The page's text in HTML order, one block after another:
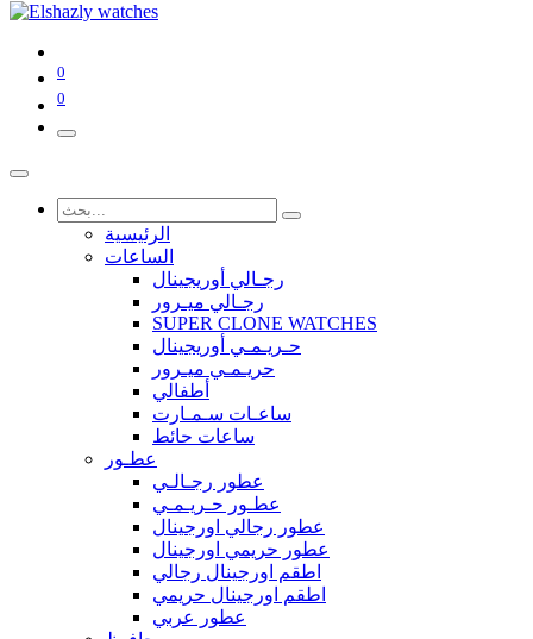
0
0
الرئيسية
الساعات
رجـالي أوريجينال
رجـالي ميـرور
SUPER CLONE WATCHES
حـريـمـي أوريجينال
حريـمـي ميـرور
أطفالي
ساعـات سـمـارت
ساعات حائط
عطـور
عطور رجـالـي
عطـور حـريـمـي
عطور رجالي اورجينال
عطور حريمي اورجينال
اطقم اورجينال رجالي
اطقم اورجينال حريمي
عطور عربي